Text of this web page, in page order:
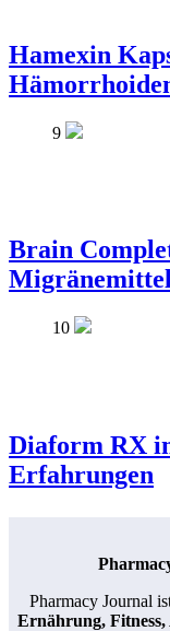
Hamexin
9
Brain
10
Diaform RX
Erfahrungen
Pharmacy Journal
Ernährung,